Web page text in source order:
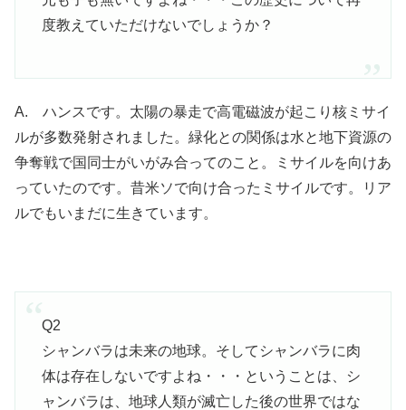
度教えていただけないでしょうか？
A. ハンスです。太陽の暴走で高電磁波が起こり核ミサイ
ルが多数発射されました。緑化との関係は水と地下資源の
争奪戦で国同士がいがみ合ってのこと。ミサイルを向けあ
っていたのです。昔米ソで向け合ったミサイルです。リア
ルでもいまだに生きています。
Q2
シャンバラは未来の地球。そしてシャンバラに肉
体は存在しないですよね・・・ということは、シ
ャンバラは、地球人類が滅亡した後の世界ではな